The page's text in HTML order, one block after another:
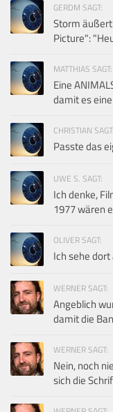
GERDM SAGT:
Storm
Picture":
MATTHIAS SAGT:
Eine
damit es
CHRISTIAN SAGT:
Passte das
UWE S. SAGT:
Ich denke,
1977 wären
OLIVER SAGT:
Ich sehe
WERNER SAGT:
Angeblich
damit die
WERNER SAGT:
Nein, noch
sich die